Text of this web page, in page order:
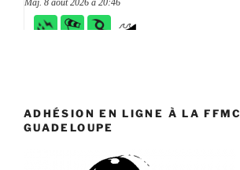
ADHÉSION EN LIGNE À LA FFMC
GUADELOUPE